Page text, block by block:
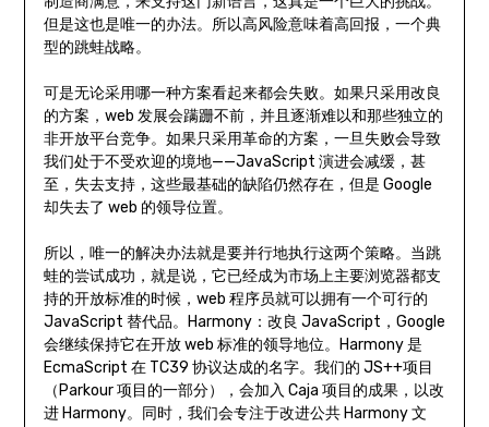
但是这也是唯一的办法。所以高风险意味着高回报，一个典
型的跳蛙战略。
可是无论采用哪一种方案看起来都会失败。如果只采用改良
的方案，web 发展会蹒跚不前，并且逐渐难以和那些独立的
非开放平台竞争。如果只采用革命的方案，一旦失败会导致
我们处于不受欢迎的境地——JavaScript 演进会减缓，甚
至，失去支持，这些最基础的缺陷仍然存在，但是 Google
却失去了 web 的领导位置。
所以，唯一的解决办法就是要并行地执行这两个策略。当跳
蛙的尝试成功，就是说，它已经成为市场上主要浏览器都支
持的开放标准的时候，web 程序员就可以拥有一个可行的
JavaScript 替代品。Harmony：改良 JavaScript，Google
会继续保持它在开放 web 标准的领导地位。Harmony 是
EcmaScript 在 TC39 协议达成的名字。我们的 JS++项目
（Parkour 项目的一部分），会加入 Caja 项目的成果，以改
进 Harmony。同时，我们会专注于改进公共 Harmony 文